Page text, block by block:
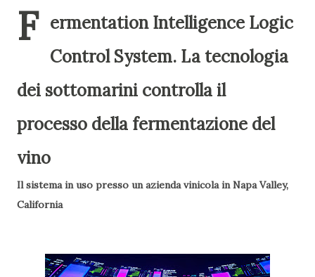
F ermentation Intelligence Logic
Control System. La tecnologia
dei sottomarini controlla il
processo della fermentazione del
vino
Il sistema in uso presso un azienda vinicola in Napa Valley,
California